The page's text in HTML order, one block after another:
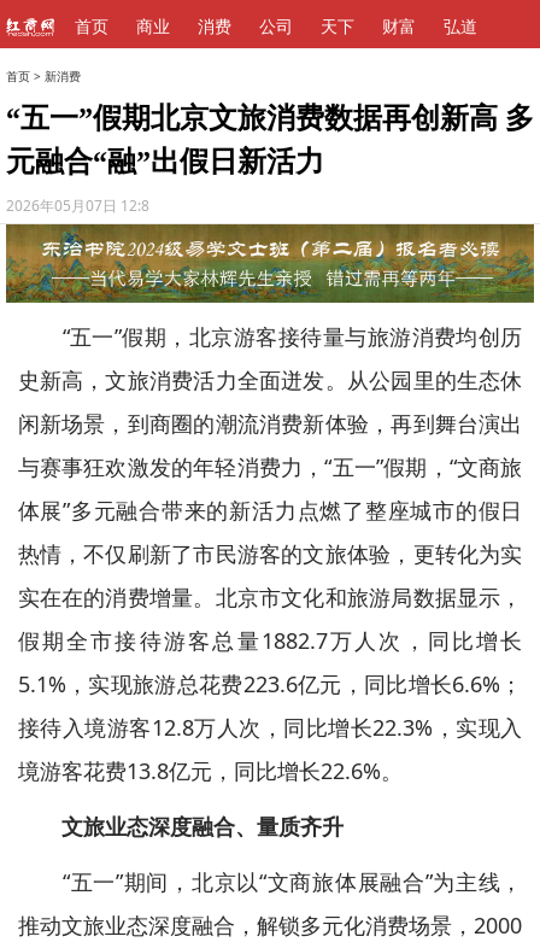
首页 商业 消费 公司 天下 财富 弘道
首页 > 新消费
“五一”假期北京文旅消费数据再创新高 多
元融合“融”出假日新活力
2026年05月07日 12:8
“五一”假期，北京游客接待量与旅游消费均创历
史新高，文旅消费活力全面迸发。从公园里的生态休
闲新场景，到商圈的潮流消费新体验，再到舞台演出
与赛事狂欢激发的年轻消费力，“五一”假期，“文商旅
体展”多元融合带来的新活力点燃了整座城市的假日
热情，不仅刷新了市民游客的文旅体验，更转化为实
实在在的消费增量。北京市文化和旅游局数据显示，
假期全市接待游客总量1882.7万人次，同比增长
5.1%，实现旅游总花费223.6亿元，同比增长6.6%；
接待入境游客12.8万人次，同比增长22.3%，实现入
境游客花费13.8亿元，同比增长22.6%。
文旅业态深度融合、量质齐升
“五一”期间，北京以“文商旅体展融合”为主线，
推动文旅业态深度融合，解锁多元化消费场景，2000